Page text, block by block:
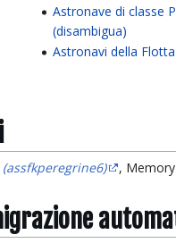
Astronave di classe
(disambigua)
Astronavi della
,